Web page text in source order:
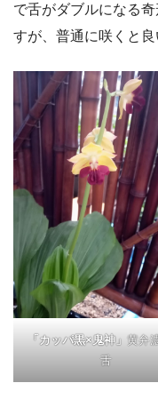
で舌がダブルになる
すが、普通に咲くと良
「カッパ黒×鬼神」 黄弁
舌